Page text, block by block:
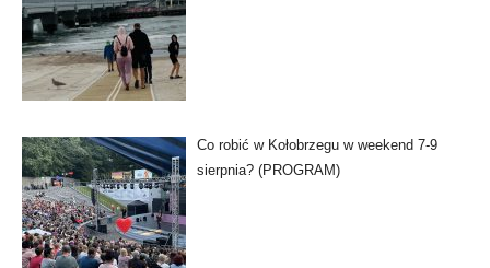
Co robić w Kołobrzegu w weekend 7-9
sierpnia? (PROGRAM)